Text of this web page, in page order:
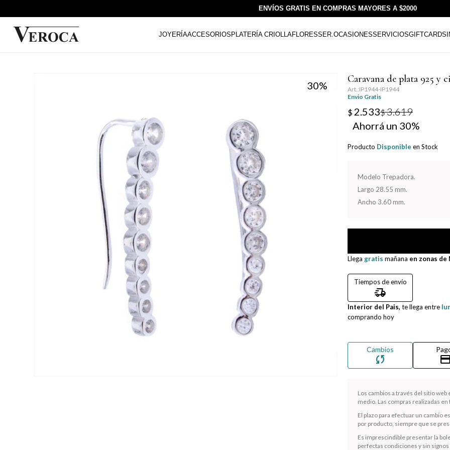
ENVÍOS GRATIS EN COMPRAS MAYORES A $2000
JOYERÍAACCESORIOS PLATERÍA CRIOLLAFLORESSER.OCASIONESSERVICIOSGIFTCARDS
30
Caravana de plata 925 y
IP1944-IP1944
Envio Gratis
$ 2.533$3.619
30
Producto Disponible en Stock
Modelo Trepadora.
Largo 28.55 mm.
Ancho 3.60 mm.
Llega gratis mañana en zonas
Tiempos de envío
delivery_truck_speed
Interior del Pais, te llega entre
comprando hoy
Cambios
sync credit_card
Los cambios a través del sitio
medio. Las compras realizadas
El plazo para efectuar un cambio
por producto, siempre que se
Es imprescindible presentar la
perfectas condiciones y sin